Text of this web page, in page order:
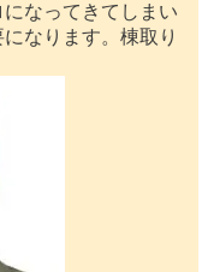
なってきてしまい
なります。棟取り